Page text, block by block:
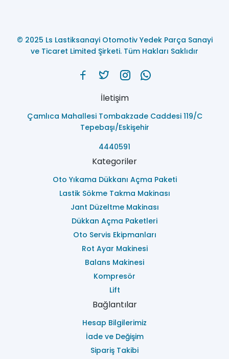
© 2025 Ls Lastiksanayi Otomotiv Yedek Parça Sanayi
ve Ticaret Limited Şirketi. Tüm Hakları Saklıdır
İletişim
Çamlıca Mahallesi Tombakzade Caddesi 119/C
Tepebaşı/Eskişehir
4440591
Kategoriler
Oto Yıkama Dükkanı Açma Paketi
Lastik Sökme Takma Makinası
Jant Düzeltme Makinası
Dükkan Açma Paketleri
Oto Servis Ekipmanları
Rot Ayar Makinesi
Balans Makinesi
Kompresör
Lift
Bağlantılar
Hesap Bilgilerimiz
İade ve Değişim
Sipariş Takibi